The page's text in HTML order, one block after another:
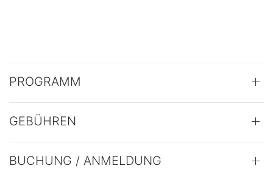
PROGRAMM
GEBÜHREN
BUCHUNG / ANMELDUNG